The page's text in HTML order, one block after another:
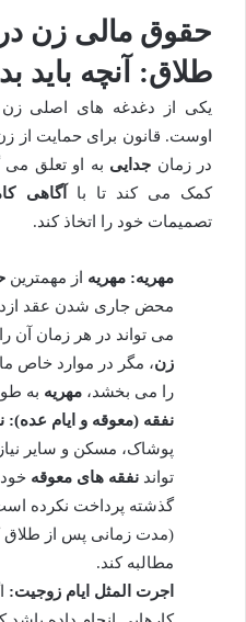
حقوق مالی زن
طلاق: آنچه باید
یکی از دغدغه های اصلی
اوست. قانون برای حمایت از
در زمان جدایی به او تعلق
کمک می کند تا با
آگاهی
تصمیمات خود را اتخاذ کند.
مهریه: مهریه از مهمترین
محض جاری شدن عقد
می تواند در هر زمان آن
زن، مگر در موارد خاص
را می بخشد، مهریه به
نفقه (معوقه و ایام عده):
پوشاک، مسکن و سایر
تواند نفقه های معوقه
گذشته پرداخت نکرده
(مدت زمانی پس از طلاق
مطالبه کند.
اجرت المثل ایام زوجیت: